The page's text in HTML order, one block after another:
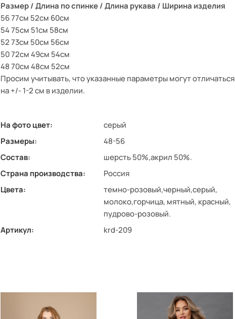
Размер / Длина по спинке / Длина рукава / Ширина изделия
56 77см 52см 60см
54 75см 51см 58см
52 73см 50см 56см
50 72см 49см 54см
48 70см 48см 52см
Просим учитывать, что указанные параметры могут отличаться
на +/- 1-2 см в изделии.
На фото цвет:
серый
Размеры:
48-56
Состав:
шерсть 50%,акрил 50%.
Страна производства:
Россия
Цвета:
темно-розовый,черный,серый,
молоко,горчица, мятный, красный,
пудрово-розовый.
Артикул:
krd-209